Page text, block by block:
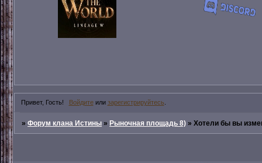
Привет, Гость! Войдитеили зарегистрируйтесь
»Форум клана Истины »Рыночная площадь 8) »Хотели бы вы